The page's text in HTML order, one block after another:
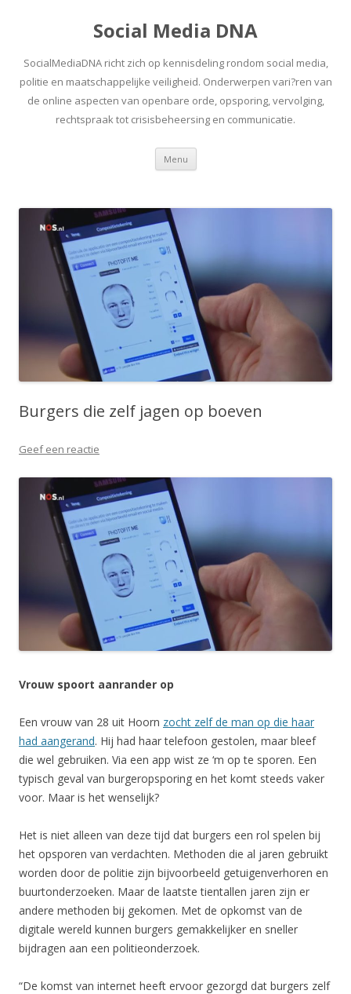
Social Media DNA
SocialMediaDNA richt zich op kennisdeling rondom social media,
politie en maatschappelijke veiligheid. Onderwerpen vari?ren van
de online aspecten van openbare orde, opsporing, vervolging,
rechtspraak tot crisisbeheersing en communicatie.
Menu Spring
inhoud
Burgers die zelf jagen op boeven
Geef een reactie
Vrouw spoort aanrander op
Een vrouw van 28 uit Hoorn zocht zelf de man op die haar
had aangerand. Hij had haar telefoon gestolen, maar bleef
die wel gebruiken. Via een app wist ze ‘m op te sporen. Een
typisch geval van burgeropsporing en het komt steeds vaker
voor. Maar is het wenselijk?
Het is niet alleen van deze tijd dat burgers een rol spelen bij
het opsporen van verdachten. Methoden die al jaren gebruikt
worden door de politie zijn bijvoorbeeld getuigenverhoren en
buurtonderzoeken. Maar de laatste tientallen jaren zijn er
andere methoden bij gekomen. Met de opkomst van de
digitale wereld kunnen burgers gemakkelijker en sneller
bijdragen aan een politieonderzoek.
“De komst van internet heeft ervoor gezorgd dat burgers zelf